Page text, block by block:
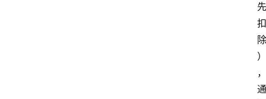
先
扣
除
）
，
通